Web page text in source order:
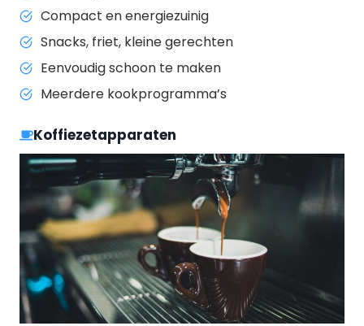
Compact en energiezuinig
Snacks, friet, kleine gerechten
Eenvoudig schoon te maken
Meerdere kookprogramma’s
Koffiezetapparaten